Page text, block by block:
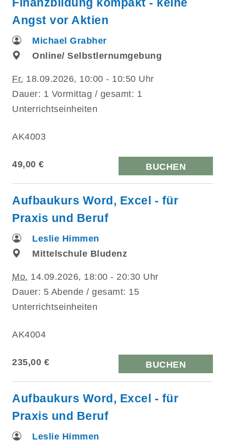
Angst vor Aktien
Michael Grabher
Online/ Selbstlernumgebung
Fr. 18.09.2026, 10:00 - 10:50 Uhr
Dauer: 1 Vormittag / gesamt: 1
Unterrichtseinheiten
AK4003
49,00 € BUCHEN
Aufbaukurs Word, Excel - für
Praxis und Beruf
Leslie Himmen
Mittelschule Bludenz
Mo. 14.09.2026, 18:00 - 20:30 Uhr
Dauer: 5 Abende / gesamt: 15
Unterrichtseinheiten
AK4004
235,00 € BUCHEN
Aufbaukurs Word, Excel - für
Praxis und Beruf
Leslie Himmen